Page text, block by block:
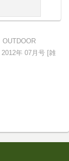
OUTDOOR
年 07月号 [雑